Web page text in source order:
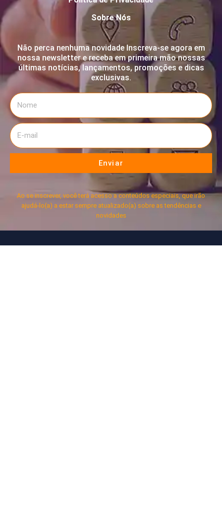
Sobre Nós
Não perca nenhuma novidade Inscreva-se agora em
nossa newsletter e receba em primeira mão nossas
últimas notícias, lançamentos, promoções e dicas
exclusivas.
Enviar
Ao se inscrever, você terá acesso a conteúdos especiais, que irão
ajudá-lo(a) a estar sempre atualizado(a) sobre as tendências e
novidades